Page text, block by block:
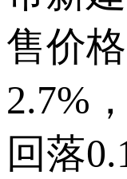
售价
2.7%
回落